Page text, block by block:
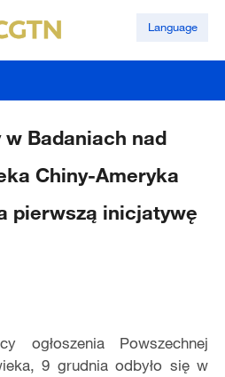
Language
w Badaniach nad
Chiny-Ameryka
pierwszą inicjatywę
ogłoszenia Powszechnej
9 grudnia odbyło się w